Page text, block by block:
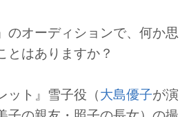
オーディションで、何か思
とはありますか？
ット』雪子役（大島優子が演